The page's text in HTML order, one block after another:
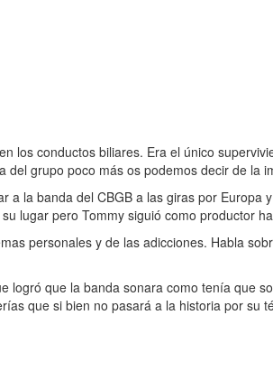
los conductos biliares. Era el único
grupo poco más os podemos decir de la
a la banda del CBGB a las giras por Europa
lugar pero Tommy siguió como productor
personales y de las adicciones. Habla
que la banda sonara como tenía que
que si bien no pasará a la historia por su